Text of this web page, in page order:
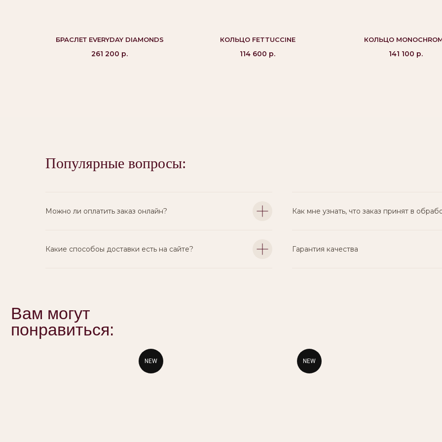
БРАСЛЕТ EVERYDAY DIAMONDS
261 200 р.
КОЛЬЦО FETTUCCINE
114 600 р.
КОЛЬЦО
141 100 р.
Популярные вопросы:
Можно ли оплатить заказ онлайн? Как мне узнать, что заказ принят в
Какие способоы доставки есть на сайте? Гарантия качества
NEW NEW